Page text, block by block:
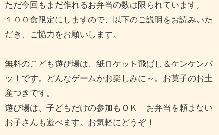
ただ今回もまだ作れるお弁当の数は限られています。
１００食限定にしますので、以下のご説明をお読みいた
だき、ご協力をお願いします。
無料のこども遊び場は、紙ロケット飛ばし＆ケンケンパ
ッ！です。どんなゲームかお楽しみに～。お菓子のお土
産つきです。
遊び場は、子どもだけの参加もＯＫ お弁当を頼まない
お子さんも遊べます。お気軽にどうぞ！